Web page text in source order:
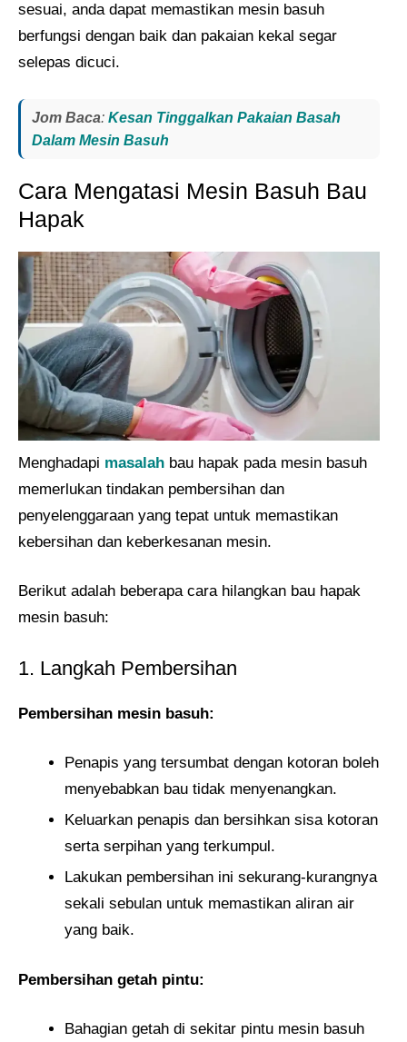
sesuai, anda dapat memastikan mesin basuh
berfungsi dengan baik dan pakaian kekal segar
selepas dicuci.
Jom Baca: Kesan Tinggalkan Pakaian Basah
Dalam Mesin Basuh
Cara Mengatasi Mesin Basuh Bau
Hapak
Menghadapi masalah bau hapak pada mesin basuh
memerlukan tindakan pembersihan dan
penyelenggaraan yang tepat untuk memastikan
kebersihan dan keberkesanan mesin.
Berikut adalah beberapa cara hilangkan bau hapak
mesin basuh:
1. Langkah Pembersihan
Pembersihan mesin basuh:
Penapis yang tersumbat dengan kotoran boleh
menyebabkan bau tidak menyenangkan.
Keluarkan penapis dan bersihkan sisa kotoran
serta serpihan yang terkumpul.
Lakukan pembersihan ini sekurang-kurangnya
sekali sebulan untuk memastikan aliran air
yang baik.
Pembersihan getah pintu:
Bahagian getah di sekitar pintu mesin basuh